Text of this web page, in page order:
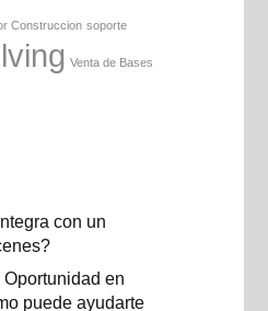
Construccion soporte
Venta de Bases
con un
en
puede ayudarte